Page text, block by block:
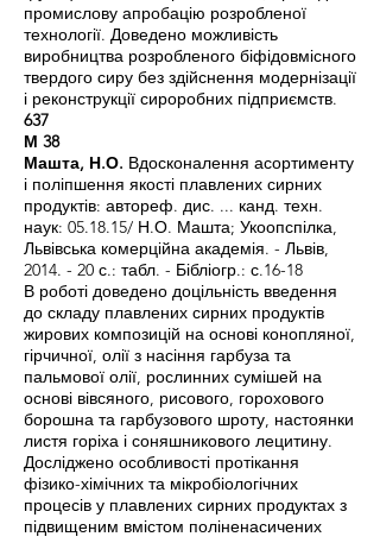
промислову апробацію розробленої
технології. Доведено можливість
виробництва розробленого біфідовмісного
твердого сиру без здійснення модернізації
і реконструкції сироробних підприємств.
637
М 38
Машта, Н.О. Вдосконалення асортименту
і поліпшення якості плавлених сирних
продуктів: автореф. дис. ... канд. техн.
наук: 05.18.15/ Н.О. Машта; Укоопспілка,
Львівська комерційна академія. - Львів,
2014. - 20 с.: табл. - Бібліогр.: с.16-18
В роботі доведено доцільність введення
до складу плавлених сирних продуктів
жирових композицій на основі конопляної,
гірчичної, олії з насіння гарбуза та
пальмової олії, рослинних сумішей на
основі вівсяного, рисового, горохового
борошна та гарбузового шроту, настоянки
листя горіха і соняшникового лецитину.
Досліджено особливості протікання
фізико-хімічних та мікробіологічних
процесів у плавлених сирних продуктах з
підвищеним вмістом поліненасичених